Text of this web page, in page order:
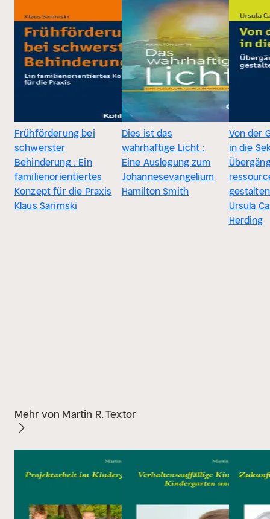
Frühförderung bei
schwerster
Behinderung : Ein
familienorientiertes
Konzept für die Praxis
Klaus Sarimski
Dies ist das
wahrhaftige Licht :
Eine Auslegung zum
Johannesevangelium
Hamilton Smith
Von der
in die
gestalten
Ursula
Herding
Mehr von Martin R. Textor